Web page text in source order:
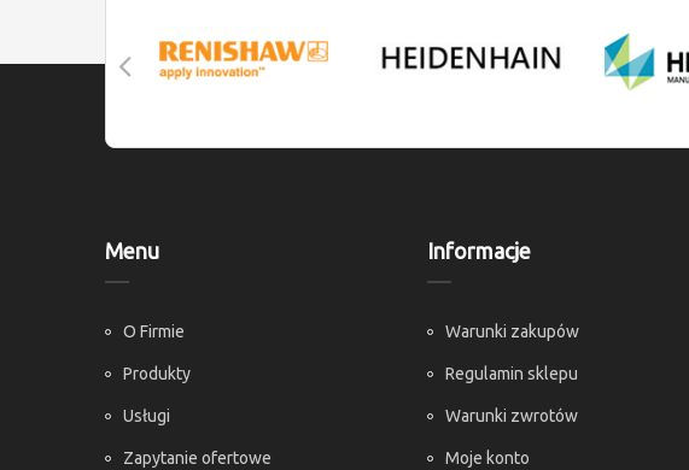
Menu
O Firmie
Produkty
Usługi
Zapytanie ofertowe
Informacje
Warunki zakupów
Regulamin sklepu
Warunki zwrotów
Moje konto